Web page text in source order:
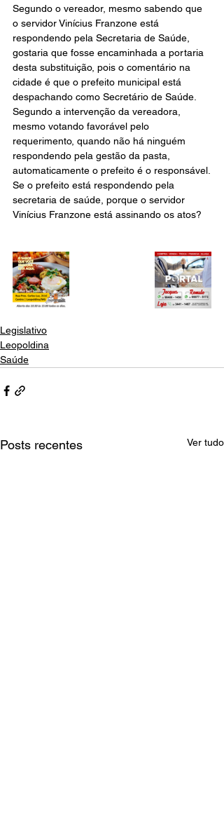
Segundo o vereador, mesmo sabendo que
o servidor Vinícius Franzone está
respondendo pela Secretaria de Saúde,
gostaria que fosse encaminhada a portaria
desta substituição, pois o comentário na
cidade é que o prefeito municipal está
despachando como Secretário de Saúde.
Segundo a intervenção da vereadora,
mesmo votando favorável pelo
requerimento, quando não há ninguém
respondendo pela gestão da pasta,
automaticamente o prefeito é o responsável.
Se o prefeito está respondendo pela
secretaria de saúde, porque o servidor
Vinícius Franzone está assinando os atos?
Legislativo
Leopoldina
Saúde
Posts recentes Ver tudo